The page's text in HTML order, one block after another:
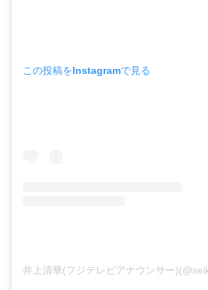
この投稿をInstagramで見る